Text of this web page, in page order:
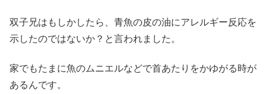
双子兄はもしかしたら、青魚の皮の油にアレルギー反応を
示したのではないか？と言われました。
家でもたまに魚のムニエルなどで首あたりをかゆがる時が
あるんです。